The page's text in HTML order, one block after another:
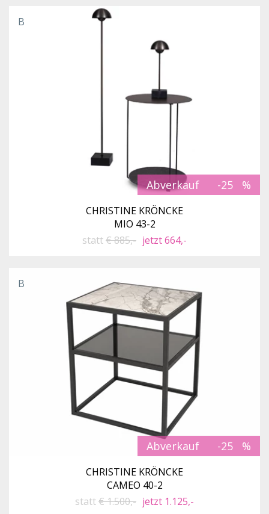
Abverkauf -25
B
CHRISTINE KRÖNCKE
MIO 43-2
statt€ 885,- jetzt 664,-
Abverkauf -25
B
CHRISTINE KRÖNCKE
CAMEO 40-2
statt€ 1.500,- jetzt 1.125,-